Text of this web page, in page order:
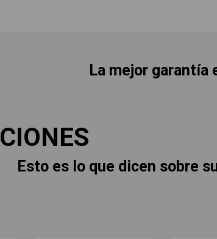
La mejor
Esto es lo que dicen sobre